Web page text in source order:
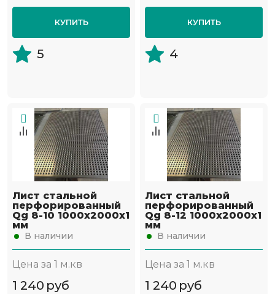
КУПИТЬ
5
КУПИТЬ
4
Лист стальной
перфорированный
Qg 8-10 1000х2000х1
мм
В наличии
Цена за 1 м.кв
1 240 руб
Лист стальной
перфорированный
Qg 8-12 1000х2000х1
мм
В наличии
Цена за 1 м.кв
1 240 руб